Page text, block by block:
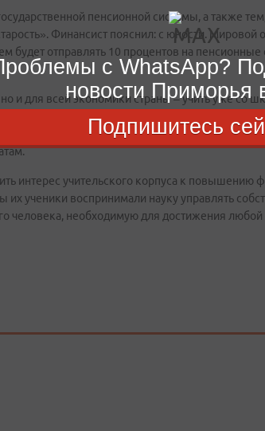
пенсионной системы, а также
Финансист пояснил: с юности. Мировой
будет отправлять 10 процентов на
и для всей экономики страны – учить уже со
– подчеркнул представитель
чтоб он учился не тратить сразу все, не жил
интерес учительского корпуса к повышению
их ученики воспринимали науку управлять
человека, необходимую для достижения
с WhatsApp?
новости Приморья
Подпишитесь